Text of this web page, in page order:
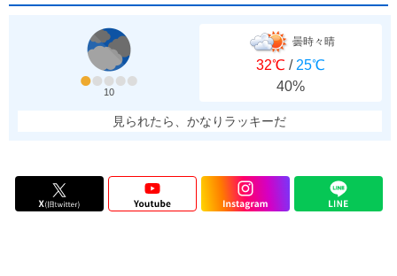
10
曇時々晴
32℃ / 25℃
40%
見られたら、かなりラッキーだ